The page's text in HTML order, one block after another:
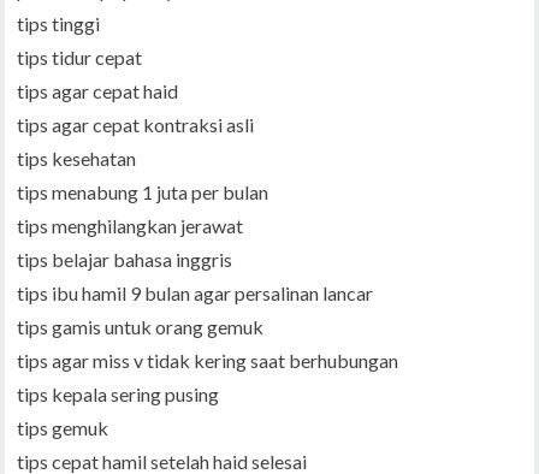
tips tinggi
tips tidur cepat
tips agar cepat haid
tips agar cepat kontraksi asli
tips kesehatan
tips menabung 1 juta per bulan
tips menghilangkan jerawat
tips belajar bahasa inggris
tips ibu hamil 9 bulan agar persalinan lancar
tips gamis untuk orang gemuk
tips agar miss v tidak kering saat berhubungan
tips kepala sering pusing
tips gemuk
tips cepat hamil setelah haid selesai